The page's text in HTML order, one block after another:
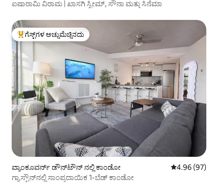
ಐಷಾರಾಮಿ ವಿರಾಮ | ಖಾಸಗಿ ಸ್ಟೀಮ್, ಸೌನಾ ಮತ್ತು ಸಿನೆಮಾ
ಗೆಸ್ಟ್‌ಗಳಿಗೆ ಅತಿ ಹೆಚ್ಚು ಅಚ್ಚುಮೆಚ್ಚಿನದು
ಗೆಸ್ಟ್‌ಗಳ ಅಚ್ಚುಮೆಚ್ಚಿನದು
ವ್ಯಾಂಕೂವರ್ನ್ ಡೌನ್‌ಟೌನ್ ನಲ್ಲಿ ಕಾಂಡೋ 5 ರಲ್ಲಿ 4.96
4.96 (97)
ಗ್ಯಾಸ್ಟೌನ್‌ನಲ್ಲಿ ಸಾಂಪ್ರದಾಯಿಕ 1-ಬೆಡ್ ಕಾಂಡೋ